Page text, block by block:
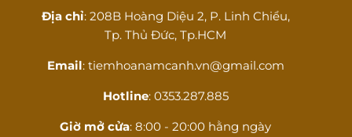
Địa chỉ: 208B Hoàng Diệu 2, P. Linh Chiểu,
Tp. Thủ Đức, Tp.HCM
Email: tiemhoanamcanh.vn@gmail.com
Hotline: 0353.287.885
Giờ mở cửa: 8:00 - 20:00 hằng ngày